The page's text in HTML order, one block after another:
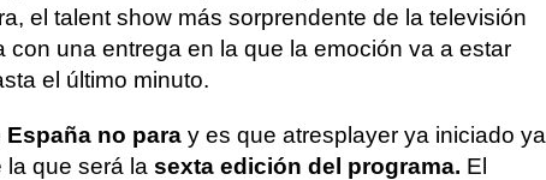
el talent show más sorprendente de la televisión
con una entrega en la que la emoción va a estar
el último minuto.
España no para y es que atresplayer ya iniciado ya
la que será la sexta edición del programa. El